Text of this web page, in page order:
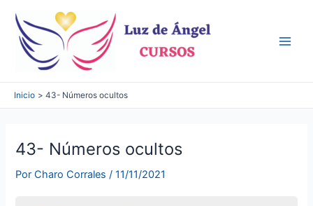
contenido
Inicio 43- Números ocultos
43- Números ocultos
PorCharo Corrales/11/11/2021